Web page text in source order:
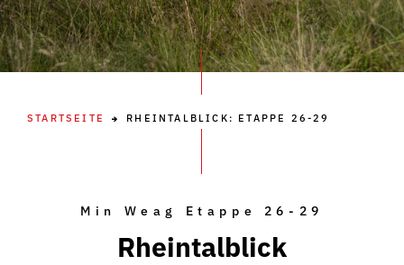
STARTSEITE RHEINTALBLICK: ETAPPE 26-29
Min Weag Etappe 26-29
Rheintalblick